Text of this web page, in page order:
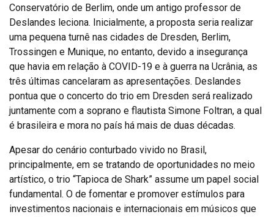
Conservatório de Berlim, onde um antigo professor de
Deslandes leciona. Inicialmente, a proposta seria realizar
uma pequena turnê nas cidades de Dresden, Berlim,
Trossingen e Munique, no entanto, devido a insegurança
que havia em relação à COVID-19 e à guerra na Ucrânia, as
três últimas cancelaram as apresentações. Deslandes
pontua que o concerto do trio em Dresden será realizado
juntamente com a soprano e flautista Simone Foltran, a qual
é brasileira e mora no país há mais de duas décadas.
Apesar do cenário conturbado vivido no Brasil,
principalmente, em se tratando de oportunidades no meio
artístico, o trio “Tapioca de Shark” assume um papel social
fundamental. O de fomentar e promover estímulos para
investimentos nacionais e internacionais em músicos que